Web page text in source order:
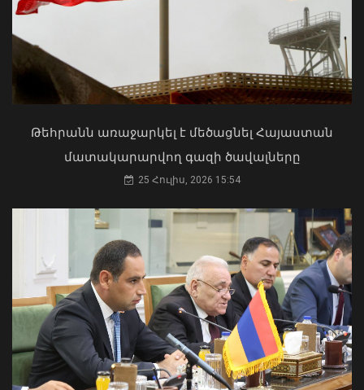
ՌԴ սահմանափակումները
Հայաստանում բացասական
ընկալում են առաջացնում ԵԱՏՄ-ի
նկատմամբ. Փաշինյանը ասել է, թե երբ
կլինի հանրաքվե
07 Օգոստոս, 2026 12:18
Մկրտության արարողությունից հետո
Արտաշատում 14 մարդ թունավորման
ախտանիշներով դիմել է ԲԿ. ՀՎԿԱԿ
02 Օգոստոս, 2026 15:06
«Ուժեղ Հայաստան»-ը դեմ է
Թեհրանն առաջարկել է մեծացնել Հայաստան
մատակարարվող գազի ծավալները
25 Հուլիս, 2026 15:54